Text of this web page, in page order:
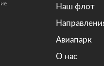
Наш флот
Авиапарк
О нас